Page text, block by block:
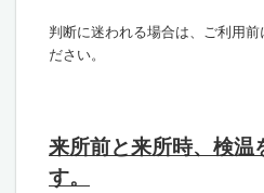
判断に迷われる場合は、ご利用前
ださい。
来所前と来所時、検温
す。